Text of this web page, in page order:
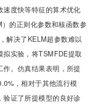
速度快等特征的算术优化
的正则化参数和核函数参
解决了KELM超参数难以
实验，将TSMFDE提取
。仿真结果表明，所提
，相对于其他流行模
证了所提模型的良好诊